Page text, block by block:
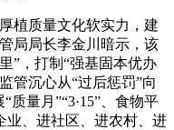
质量文化软实力，建
局局长李金川暗示，该
”，打制“强基固本优办
管沉心从“过后惩罚”向
质量月”“3·15”、食物平
业、进社区、进农村、进